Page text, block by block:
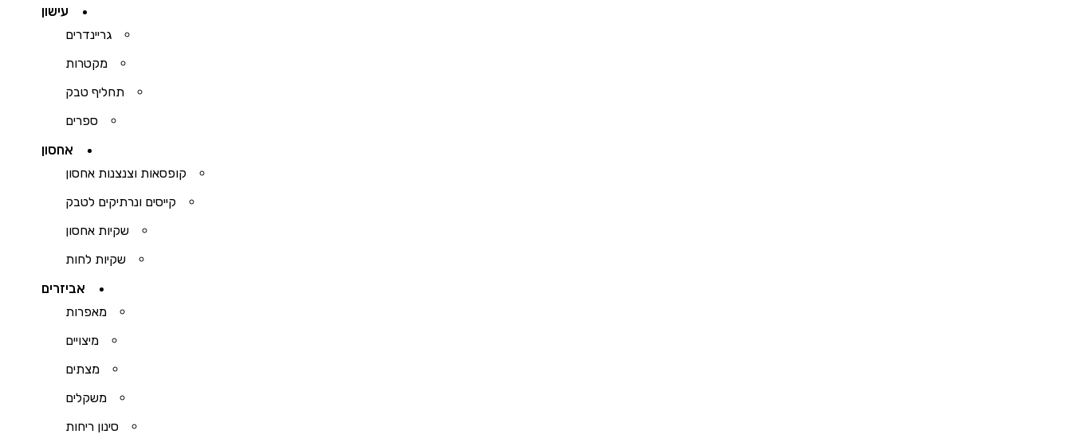
עישון
גריינדרים
מקטרות
תחליף טבק
ספרים
אחסון
קופסאות וצנצנות אחסון
קייסים ונרתיקים לטבק
שקיות אחסון
שקיות לחות
אביזרים
מאפרות
מיצויים
מצתים
משקלים
סינון ריחות